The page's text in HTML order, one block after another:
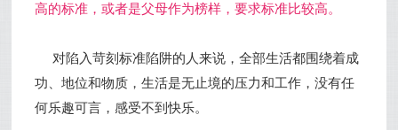
高的标准，或者是父母作为榜样，要求标准比较高。
对陷入苛刻标准陷阱的人来说，全部生活都围绕着成
功、地位和物质，生活是无止境的压力和工作，没有任
何乐趣可言，感受不到快乐。